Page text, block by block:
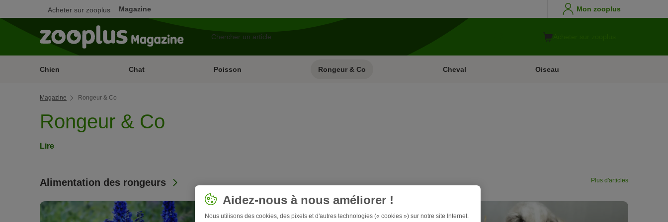
Acheter sur zooplus Magazine Mon zooplus
Chien Chat Poisson Rongeur & Co Cheval Oiseau
Magazine Rongeur & Co
Rongeur & Co
Lire
Alimentation des rongeurs Plus d'articles
Aidez-nous à nous améliorer !
Nous utilisons des cookies, des pixels et d'autres technologies (« cookies ») sur notre site Internet.